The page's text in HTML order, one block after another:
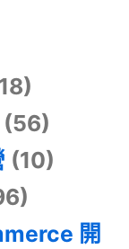
(10)
開